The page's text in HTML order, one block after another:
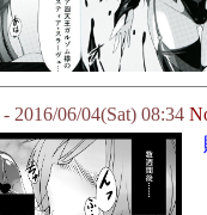
- 2016/06/04(Sat) 08:34